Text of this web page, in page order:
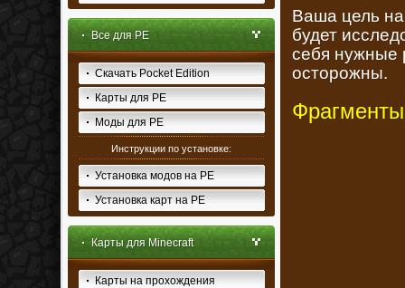
Все для PE
Скачать Pocket Edition
Карты для PE
Моды для PE
Инструкции по установке:
Установка модов на PE
Установка карт на PE
Карты для Minecraft
Карты на прохождения
Ваша цель
будет
себя нужные
осторожны.